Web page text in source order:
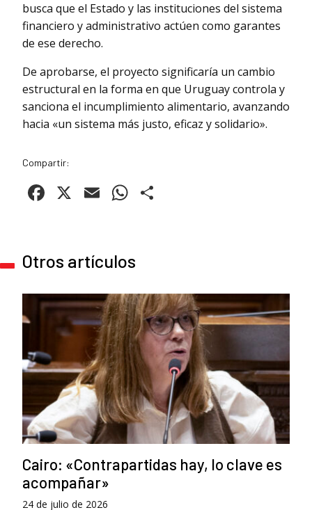
busca que el Estado y las instituciones del sistema
financiero y administrativo actúen como garantes
de ese derecho.
De aprobarse, el proyecto significaría un cambio
estructural en la forma en que Uruguay controla y
sanciona el incumplimiento alimentario, avanzando
hacia «un sistema más justo, eficaz y solidario».
Compartir:
Facebook
X EmailWhatsApp
Otros artículos
Cairo: «Contrapartidas hay, lo clave es
acompañar»
24 de julio de 2026